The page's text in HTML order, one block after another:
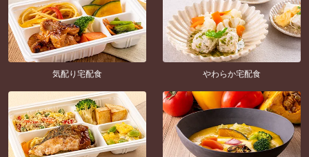
気配り宅配食 やわらか宅配食